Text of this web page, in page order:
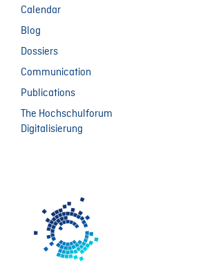
Calendar
Blog
Dossiers
Communication
Publications
The Hochschulforum
Digitalisierung